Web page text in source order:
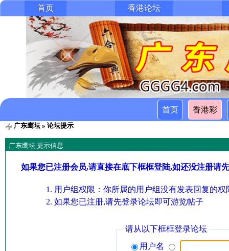
首页 香港论坛
首页 香港彩
广东鹰坛» 论坛提示
广东鹰坛 提示信息
如果您已注册会员,请直接在底下框框登陆,如还没注册请
用户组权限：你所属的用户组没有发表回复的权
如果您已注册,请先登录论坛即可游览帖子
请从以下框框登录论坛
用户名